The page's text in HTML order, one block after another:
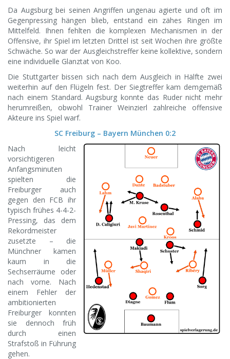
Da Augsburg bei seinen Angriffen ungenau agierte und oft im
Gegenpressing hängen blieb, entstand ein zähes Ringen im
Mittelfeld. Ihnen fehlten die komplexen Mechanismen in der
Offensive, ihr Spiel im letzten Drittel ist seit Wochen ihre größte
Schwäche. So war der Ausgleichstreffer keine kollektive, sondern
eine individuelle Glanztat von Koo.
Die Stuttgarter bissen sich nach dem Ausgleich in Hälfte zwei
weiterhin auf den Flügeln fest. Der Siegtreffer kam demgemäß
nach einem Standard. Augsburg konnte das Ruder nicht mehr
herumreißen, obwohl Trainer Weinzierl zahlreiche offensive
Akteure ins Spiel warf.
SC Freiburg – Bayern München 0:2
Nach leicht
vorsichtigeren
Anfangsminuten
spielten die
Freiburger auch
gegen den FCB ihr
typisch frühes 4-4-2-
Pressing, das dem
Rekordmeister
zusetzte – die
Münchner kamen
kaum in die
Sechserräume oder
nach vorne. Nach
einem Fehler der
ambitionierten
Freiburger konnten
sie dennoch früh
durch einen
Strafstoß in Führung
gehen.